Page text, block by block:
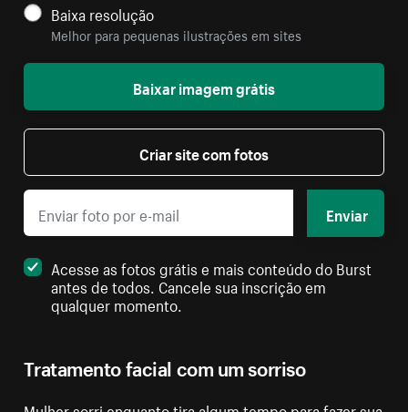
Tratamento facial com um sorriso
Baixa resolução
Melhor para pequenas ilustrações em sites
Baixar imagem grátis
Criar site com fotos
Enviar
Acesse as fotos grátis e mais conteúdo do Burst
antes de todos. Cancele sua inscrição em
qualquer momento.